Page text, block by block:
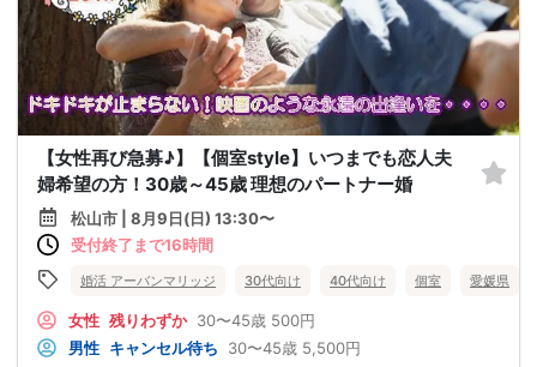
【女性再び急募♪】【個室style】いつまでも恋人夫
婦希望の方！30歳～45歳 理想のパートナー婚
松山市 | 8月9日(日) 13:30〜
受付終了まで16時間
婚活 アーバンマリッジ 30代向け 40代向け 個室 愛媛県
女性 残りわずか 30〜45歳 500円
男性 キャンセル待ち 30〜45歳 5,500円